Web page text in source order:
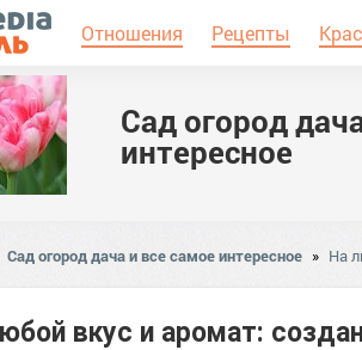
Отношения Рецепты
Сад огород
интересное
Сад огород дача и все самое интересное » На
вкус и аромат: